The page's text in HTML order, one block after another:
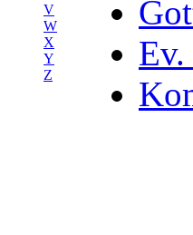
V
W
X
Y
Z
Ev.